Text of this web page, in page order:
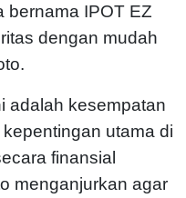
bernama IPOT EZ
dengan mudah
adalah kesempatan
utama di
finansial
menganjurkan agar